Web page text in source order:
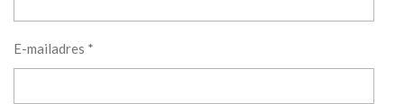
E-mailadres *